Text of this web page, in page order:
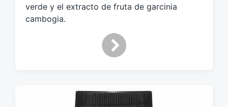
verde y el extracto de fruta de garcinia
cambogia.